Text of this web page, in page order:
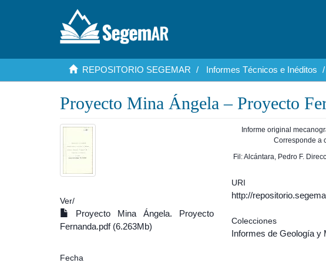
REPOSITORIO SEGEMAR Informes Técnicos e Inéditos
Proyecto Mina Ángela – Proyecto
Ver/
Proyecto Mina Ángela. Proyecto
Fernanda.pdf (6.263Mb)
Fecha
Informe original
Corresponde a
Fil: Alcántara, Pedro F.
URI
http://
Colecciones
Informes de Geología y